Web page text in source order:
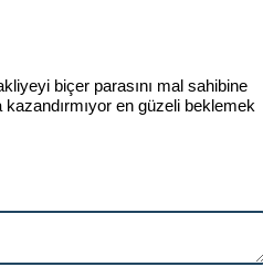
biçer parasını mal sahibine
en güzeli beklemek